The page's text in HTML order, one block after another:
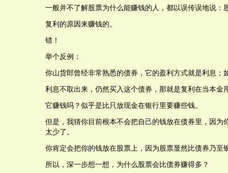
一般并不了解股票为什么能赚钱的人，都以误传误地说：
复利的原因来赚钱的。
错！
举个反例：
你山货郎曾经非常熟悉的债券，它的盈利方式就是利息；
利息不取出来，仍然买入这个债券，那就是复利在当本金
它赚钱吗？似乎是比只放现金在银行里要赚些钱。
但是，我猜你目前根本不会把自己的钱放在债券里，因为
太少了。
你肯定会把你的钱放在股票上，因为股票显然比债券乃至
所以，深一步想一想，为什么股票会比债券赚得多？